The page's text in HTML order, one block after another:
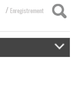
/ Enregistrement